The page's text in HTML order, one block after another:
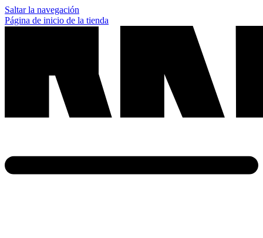
Saltar la navegación
Página de inicio de la tienda